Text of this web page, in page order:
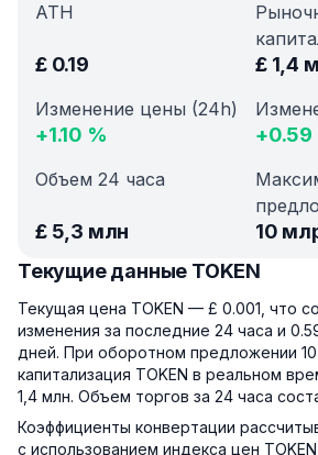
ATH
£ 0.19 £ 1,4
Изменение цены (24h)
+1.10 % +0.59
Объем 24 часа
£ 5,3 млн
10
Текущие данные TOKEN
Текущая цена TOKEN — £ 0.001, что
изменения за последние 24 часа и
дней. При оборотном предложении
капитализация TOKEN в реальном
1,4 млн. Объем торгов за 24 часа
Коэффициенты конвертации
с использованием индекса цен